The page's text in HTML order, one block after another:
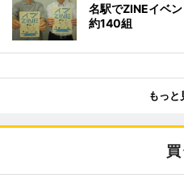
名駅でZINEイベ
約140組
もっと
買